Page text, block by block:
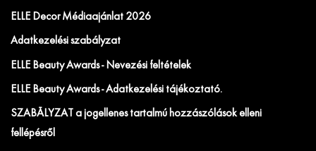
ELLE Decor Médiaajánlat 2026
Adatkezelési szabályzat
ELLE Beauty Awards - Nevezési feltételek
ELLE Beauty Awards - Adatkezelési tájékoztató.
SZABÁLYZAT a jogellenes tartalmú hozzászólások elleni
fellépésről